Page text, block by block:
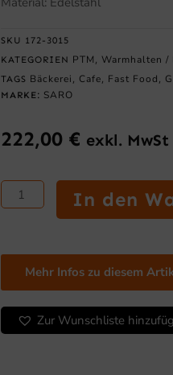
SKU 172-3015
KATEGORIEN PTM , Warmhalten /
TAGS Bäckerei , Cafe, Fast Food ,
MARKE: SARO
222,00 € exkl. MwSt
SARO
Bain
BMH
210
mit
Hahn
Menge
In den
Mehr Infos zu diesem
Zur Wunschliste